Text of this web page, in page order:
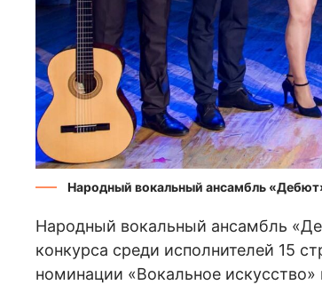
Народный вокальный ансамбль
Народный вокальный ансамбль
конкурса среди исполнителей 15
номинации «Вокальное